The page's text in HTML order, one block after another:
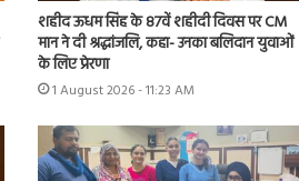
शहीद ऊधम सिंह के 87वें शहीदी दिवस पर CM
मान ने दी श्रद्धांजलि, कहा- उनका बलिदान युवाओं
के लिए प्रेरणा
1 August 2026 - 11:23 AM